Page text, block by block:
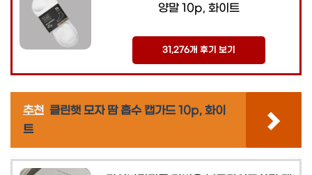
양말 10p, 화이트
31,276개 후기 보기
추천 클린햇 모자 땀 흡수 캡가드 10p, 화이
트